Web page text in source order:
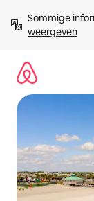
direct
naar
Sommige
weergeven